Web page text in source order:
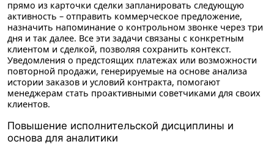
прямо из карточки сделки запланировать следующую
активность – отправить коммерческое предложение,
назначить напоминание о контрольном звонке через три
дня и так далее. Все эти задачи связаны с конкретным
клиентом и сделкой, позволяя сохранить контекст.
Уведомления о предстоящих платежах или возможности
повторной продажи, генерируемые на основе анализа
истории заказов и условий контракта, помогают
менеджерам стать проактивными советчиками для своих
клиентов.
Повышение исполнительской дисциплины и
основа для аналитики